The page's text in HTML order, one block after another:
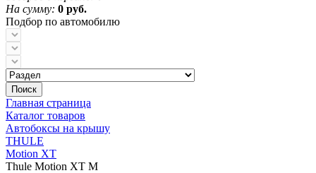
На сумму: 0 руб.
Подбор по автомобилю
Поиск
Главная страница
Каталог товаров
Автобоксы на крышу
THULE
Motion XT
Thule Motion XT M